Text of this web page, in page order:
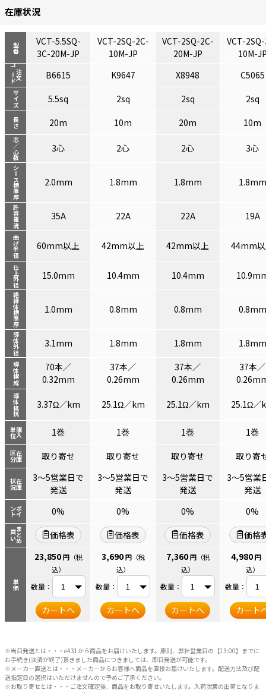
在庫状況
型番
注文
コード
サイズ
長さ
芯／心数
シース標準厚
許容電流
曲げ半径
仕上外径
絶縁体標準厚
導体外径
導体構成
導体抵抗
購入
単位
在庫
区分
在庫
状況
ポイ
ント
まとめ
買い
単価
VCT-5.5SQ-
3C-20M-JP
VCT-2SQ-2C-
10M-JP
VCT-2SQ-2C-
20M-JP
VCT-
10M-
B6615
K9647 X8948
C5065
5.5sq
2sq 2sq
2sq
20m
10m 20m 10m
3心 2心 2心 3心
2.0mm 1.8mm 1.8mm 1.8mm
35A 22A 22A 19A
60mm以上 42mm以上 42mm以上 44mm
15.0mm 10.4mm 10.4mm
1.0mm 0.8mm 0.8mm 0.8mm
3.1mm 1.8mm 1.8mm
1.8mm
70本／
0.32mm
37本／
0.26mm
37本／
0.26mm
37本／
3.37Ω／km 25.1Ω／km 25.1Ω／km 25.1Ω／
1巻 1巻 1巻
1巻
取り寄せ
取り寄せ 取り寄せ
取り寄
3～5営業日で
発送
3～5営業日で
発送
3～5営業日で
発送
3～5営業
発送
0%
0% 0%
0%
価格表
価格表 価格表
価格
23,850 円（税
込）
数量：
カートへ
3,690 円（税
込）
数量：
カートへ
7,360 円（税
込）
数量：
カートへ
4,980 円
込）
数量：
カート
※当日発送とは・・・e431から商品をお届けいたします。原則、弊社営業日の【13:00】までに
お手続き(決済が終了)頂きました商品につきましては、即日発送が可能です。
※メーカー直送とは・・・メーカーからお客様へ商品を直接お届けいたします。配送方法及び配
送指定日の選択はいただけませんので予めご了承ください。
※お取り寄せとは・・・ご注文確定後、商品をお取り寄せいたします。入荷次第の出荷となりま